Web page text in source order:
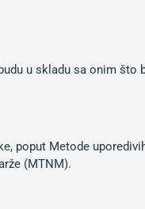
u skladu sa onim
poput Metode
(MTNM).